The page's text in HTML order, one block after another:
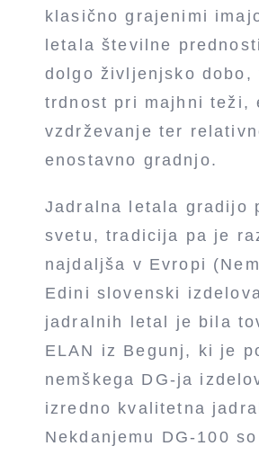
klasično grajenimi
letala številne
dolgo življenjsko dobo,
trdnost pri majhni teži,
vzdrževanje ter
enostavno gradnjo.
Jadralna letala gradijo
svetu, tradicija pa je
najdaljša v Evropi
Edini slovenski
jadralnih letal je bila
ELAN iz Begunj, ki je
nemškega DG-ja
izredno kvalitetna
Nekdanjemu DG-100